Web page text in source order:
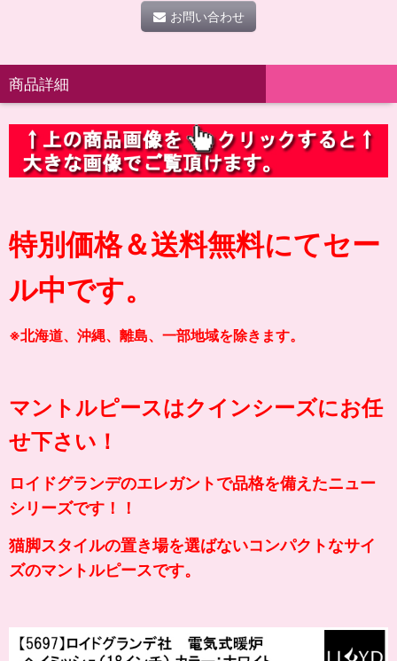
お問い合わせ
商品詳細
特別価格＆送料無料にてセー
ル中です。
※北海道、沖縄、離島、一部地域を除きます。
マントルピースはクインシーズにお任
せ下さい！
ロイドグランデのエレガントで品格を備えたニュー
シリーズです！！
猫脚スタイルの置き場を選ばないコンパクトなサイ
ズのマントルピースです。